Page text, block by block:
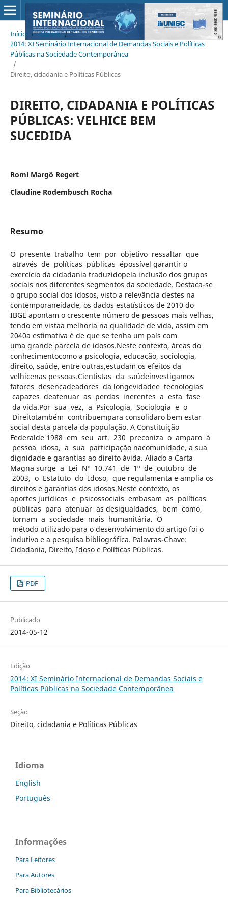
Início / Acervo /
2014: XI Seminário Internacional de Demandas Sociais e Políticas
Públicas na Sociedade Contemporânea
/
Direito, cidadania e Políticas Públicas
DIREITO, CIDADANIA E POLÍTICAS
PÚBLICAS: VELHICE BEM
SUCEDIDA
Romi Margô Regert
Claudine Rodembusch Rocha
Resumo
O presente trabalho tem por objetivo ressaltar que
através de políticas públicas épossível garantir o
exercício da cidadania traduzidopela inclusão dos grupos
sociais nos diferentes segmentos da sociedade. Destaca-se
o grupo social dos idosos, visto a relevância destes na
contemporaneidade, os dados estatísticos de 2010 do
IBGE apontam o crescente número de pessoas mais velhas,
tendo em vistaa melhoria na qualidade de vida, assim em
2040a estimativa é de que se tenha um país com
uma grande parcela de idosos.Neste contexto, áreas do
conhecimentocomo a psicologia, educação, sociologia,
direito, saúde, entre outras,estudam os efeitos da
velhicenas pessoas.Cientistas da saúdeinvestigamos
fatores desencadeadores da longevidadee tecnologias
capazes deatenuar as perdas inerentes a esta fase
da vida.Por sua vez, a Psicologia, Sociologia e o
Direitotambém contribuempara consolidaro bem estar
social desta parcela da população. A Constituição
Federalde 1988 em seu art. 230 preconiza o amparo à
pessoa idosa, a sua participação nacomunidade, a sua
dignidade e garantias ao direito àvida. Aliado a Carta
Magna surge a Lei Nº 10.741 de 1º de outubro de
2003, o Estatuto do Idoso, que regulamenta e amplia os
direitos e garantias dos idosos.Neste contexto, os
aportes jurídicos e psicossociais embasam as políticas
públicas para atenuar as desigualdades, bem como,
tornam a sociedade mais humanitária. O
método utilizado para o desenvolvimento do artigo foi o
indutivo e a pesquisa bibliográfica. Palavras-Chave:
Cidadania, Direito, Idoso e Políticas Públicas.
PDF
Publicado
2014-05-12
Edição
2014: XI Seminário Internacional de Demandas Sociais e
Políticas Públicas na Sociedade Contemporânea
Seção
Direito, cidadania e Políticas Públicas
Idioma
English
Português
Informações
Para Leitores
Para Autores
Para Bibliotecários